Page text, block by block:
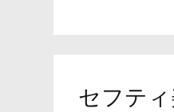
セフテ